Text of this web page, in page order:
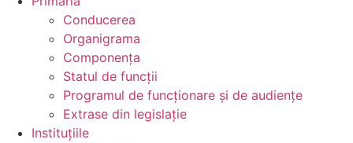
Conducerea
Organigrama
Componența
Statul de funcții
Programul de funcționare și de audiențe
Extrase din legislație
Instituțiile